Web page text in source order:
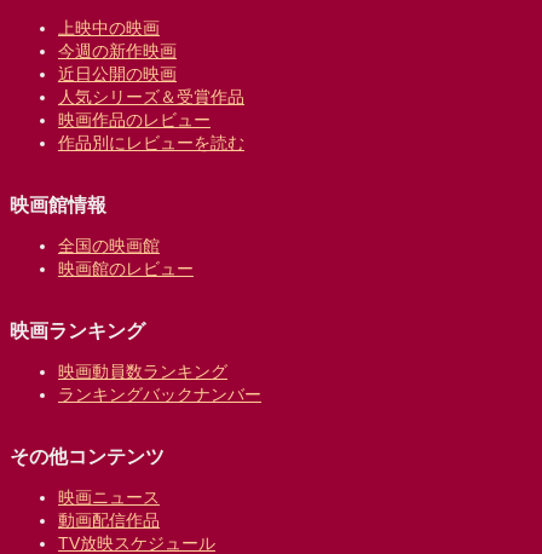
上映中の映画
今週の新作映画
近日公開の映画
人気シリーズ＆受賞作品
映画作品のレビュー
作品別にレビューを読む
映画館情報
全国の映画館
映画館のレビュー
映画ランキング
映画動員数ランキング
ランキングバックナンバー
その他コンテンツ
映画ニュース
動画配信作品
TV放映スケジュール